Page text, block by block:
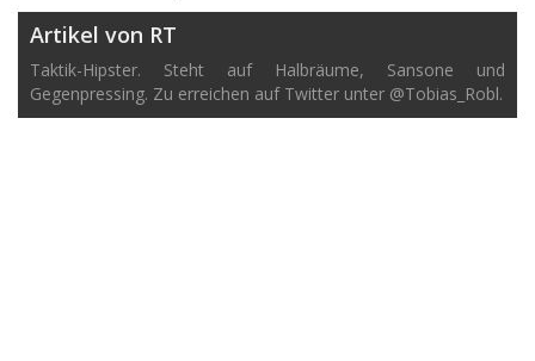
Artikel von RT
Taktik-Hipster. Steht auf Halbräume, Sansone und
Gegenpressing. Zu erreichen auf Twitter unter @Tobias_Robl.